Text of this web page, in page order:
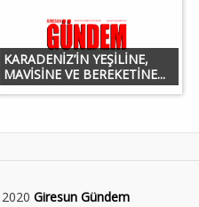
KARADENİZ’İN YEŞİLİNE,
MAVİSİNE VE BEREKETİNE...
Giresun Gündem